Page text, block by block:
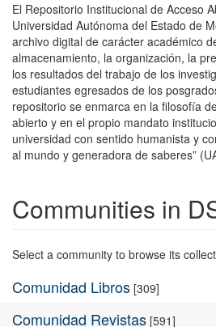
El Repositorio Institucional de Acceso
Universidad Autónoma del Estado de
archivo digital de carácter académico
almacenamiento, la organización, la
los resultados del trabajo de los
estudiantes egresados de los
repositorio se enmarca en la filosofía
abierto y en el propio mandato
universidad con sentido humanista y
al mundo y generadora de saberes”
Communities in
Select a community to browse its
Comunidad Libros [309]
Comunidad Revistas [591]